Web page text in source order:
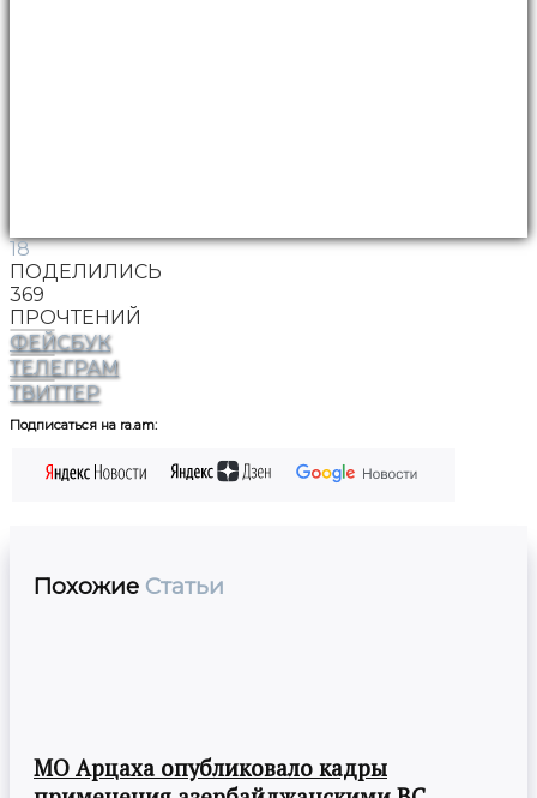
18
ПОДЕЛИЛИСЬ
369
ПРОЧТЕНИЙ
ФЕЙСБУК
ТЕЛЕГРАМ
ТВИТТЕР
Подписаться на ra.am:
Похожие Статьи
МО Арцаха опубликовало кадры